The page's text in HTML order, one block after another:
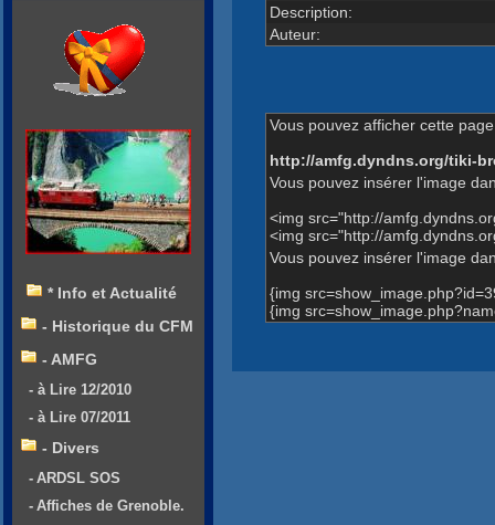
Description:
Auteur:
Vous pouvez afficher cette
http://amfg.dyndns.org/tiki-
Vous pouvez insérer l'image
<img src="http://
<img src="http://
Vous pouvez insérer l'image
{img
{img
* Info et Actualité
- Historique du CFM
- AMFG
- à Lire 12/2010
- à Lire 07/2011
- Divers
- ARDSL SOS
- Affiches de Grenoble.